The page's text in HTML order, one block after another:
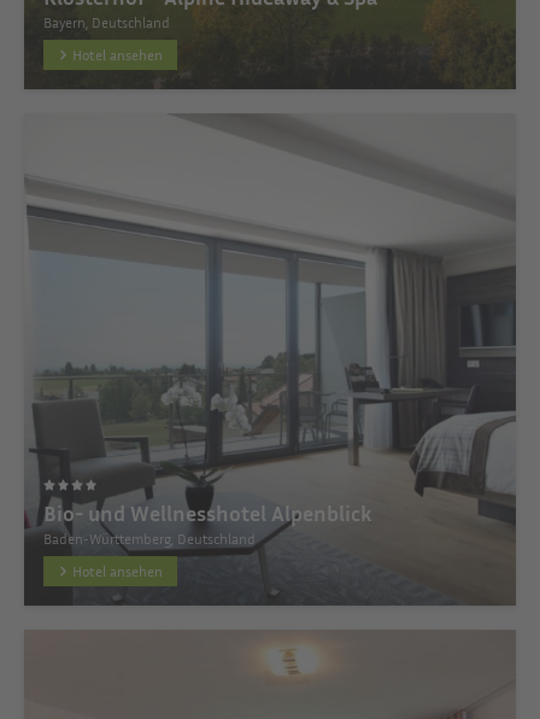
Bayern, Deutschland
Hotel ansehen
Bio- und Wellnesshotel Alpenblick
Baden-Württemberg, Deutschland
Hotel ansehen